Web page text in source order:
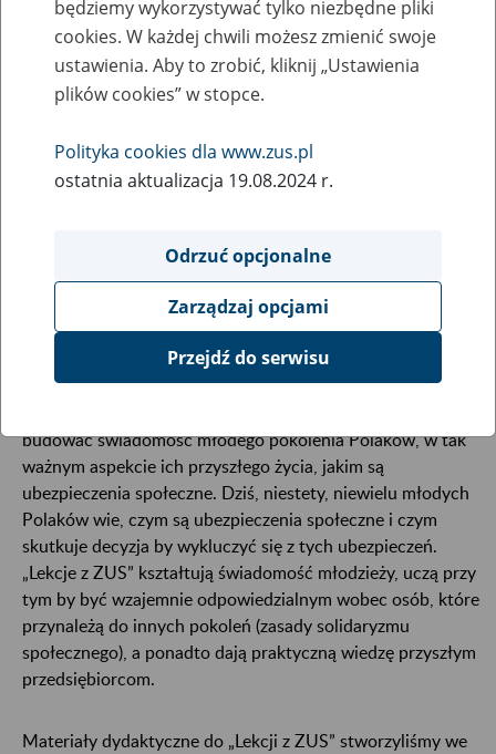
O projekcie "Lekcje z ZUS"
18 maja
2026
Witamy na stronie projektu dla szkół ponadpodstawowych
budować świadomość młodego pokolenia Polaków, w tak
ważnym aspekcie ich przyszłego życia, jakim są
ubezpieczenia społeczne. Dziś, niestety, niewielu młodych
Polaków wie, czym są ubezpieczenia społeczne i czym
skutkuje decyzja by wykluczyć się z tych ubezpieczeń.
„Lekcje z ZUS” kształtują świadomość młodzieży, uczą przy
tym by być wzajemnie odpowiedzialnym wobec osób, które
przynależą do innych pokoleń (zasady solidaryzmu
społecznego), a ponadto dają praktyczną wiedzę przyszłym
przedsiębiorcom.
Materiały dydaktyczne do „Lekcji z ZUS” stworzyliśmy we
będziemy wykorzystywać tylko niezbędne pliki
cookies. W każdej chwili możesz zmienić swoje
ustawienia. Aby to zrobić, kliknij „Ustawienia
plików cookies” w stopce.
Polityka cookies dla www.zus.pl
ostatnia aktualizacja 19.08.2024 r.
Odrzuć opcjonalne
Zarządzaj opcjami
Przejdź do serwisu